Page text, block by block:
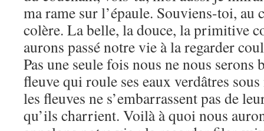
ma rame sur l’épaule. Souviens-toi, au
colère. La belle, la douce, la primitive
aurons passé notre vie à la regarder
Pas une seule fois nous ne nous serons
fleuve qui roule ses eaux verdâtres
les fleuves ne s’embarrassent pas de
qu’ils charrient. Voilà à quoi nous